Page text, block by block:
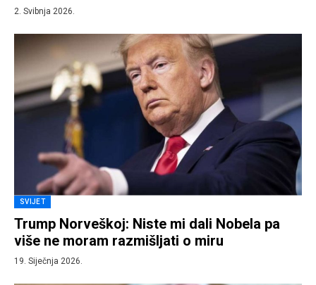
2. Svibnja 2026.
SVIJET
Trump Norveškoj: Niste mi dali Nobela pa
više ne moram razmišljati o miru
19. Siječnja 2026.